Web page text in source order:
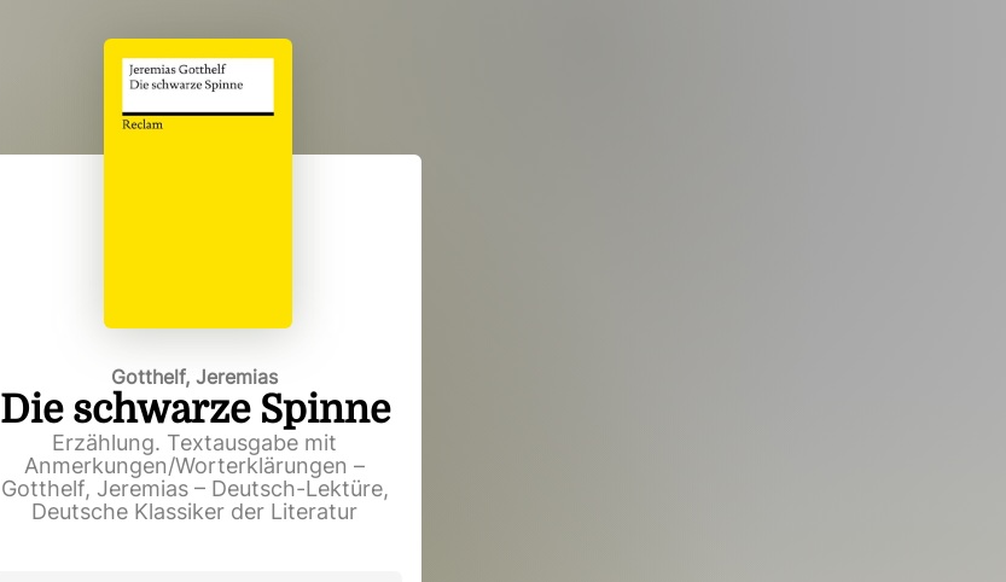
Gotthelf, Jeremias
Die schwarze Spinne
Erzählung. Textausgabe mit
Anmerkungen/Worterklärungen –
Gotthelf, Jeremias – Deutsch-Lektüre,
Deutsche Klassiker der Literatur